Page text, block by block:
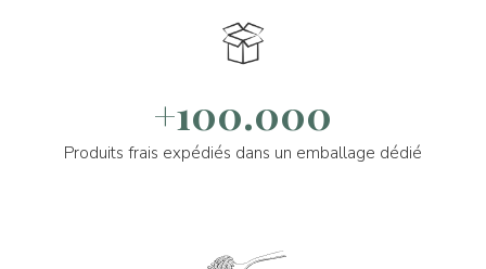
+100.000
Produits frais expédiés dans un emballage dédié